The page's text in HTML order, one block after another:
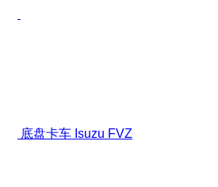
底盘卡车 Isuzu FVZ